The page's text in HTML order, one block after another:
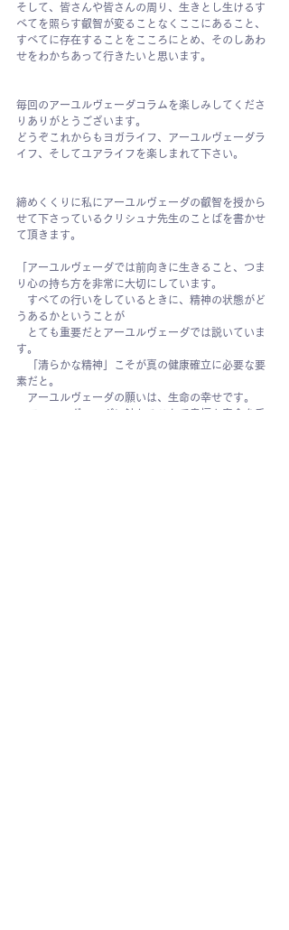
そして、皆さんや皆さんの周り、生きとし生けるす
べてを照らす叡智が変ることなくここにあること、
すべてに存在することをこころにとめ、そのしあわ
せをわかちあって行きたいと思います。
毎回のアーユルヴェーダコラムを楽しみしてくださ
りありがとうございます。
どうぞこれからもヨガライフ、アーユルヴェーダラ
イフ、そしてユアライフを楽しまれて下さい。
締めくくりに私にアーユルヴェーダの叡智を授から
せて下さっているクリシュナ先生のことばを書かせ
て頂きます。
「アーユルヴェーダでは前向きに生きること、つま
り心の持ち方を非常に大切にしています。
すべての行いをしているときに、精神の状態がど
うあるかということが
とても重要だとアーユルヴェーダでは説いていま
す。
「清らかな精神」こそが真の健康確立に必要な要
素だと。
アーユルヴェーダの願いは、生命の幸せです。
アーユルヴェーダに触れることで幸福な寿命を手